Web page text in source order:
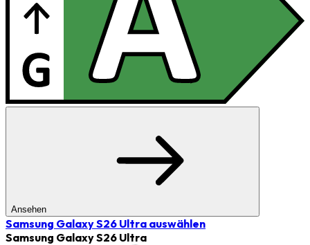
Ansehen
Samsung Galaxy S26 Ultra auswählen
Samsung Galaxy S26 Ultra